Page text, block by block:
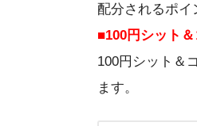
配分されるポイ
■100円シット
100円シット＆
ます。